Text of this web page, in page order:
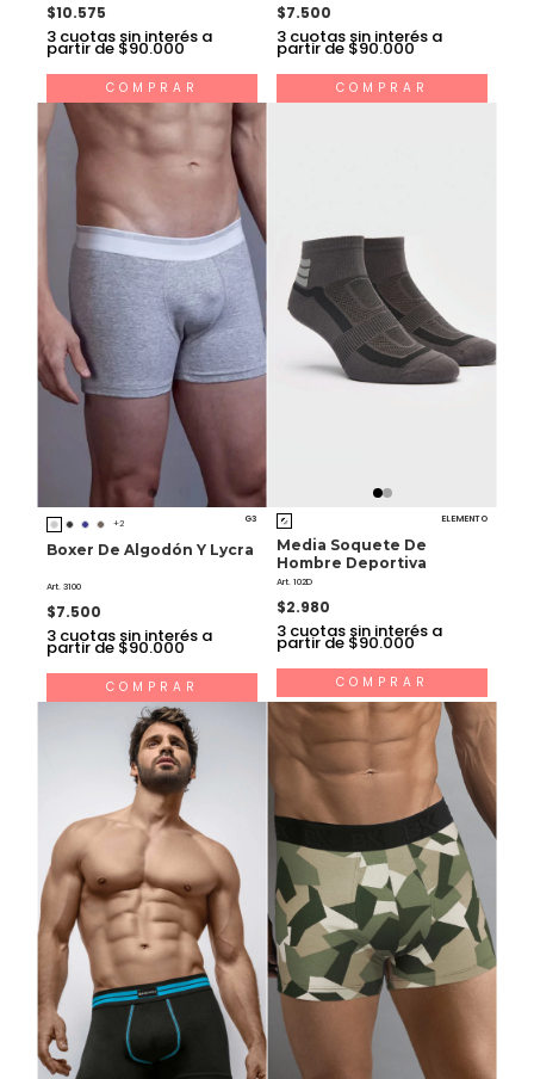
$10.575
3 cuotas sin interés a
partir de $90.000
COMPRAR
$7.500
3 cuotas sin interés a
partir de $90.000
COMPRAR
+2 G3
Boxer De Algodón Y Lycra
Art. 3100
$7.500
3 cuotas sin interés a
partir de $90.000
COMPRAR
ELEMENTO
Media Soquete De
Hombre Deportiva
Art. 102D
$2.980
3 cuotas sin interés a
partir de $90.000
COMPRAR